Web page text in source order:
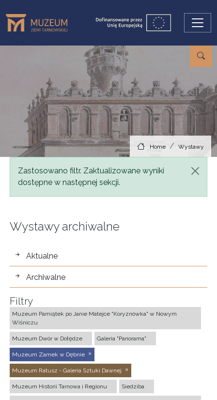
Home Wystawy
Status message
Zastosowano filtr. Zaktualizowane wyniki
dostępne w następnej sekcji.
Wystawy archiwalne
wystawy
Aktualne
Archiwalne
Filtry
Muzeum Pamiątek po Janie Matejce "Koryznówka" w Nowym
Wiśniczu
Muzeum Dwór w Dołędze Galeria "Panorama"
Muzeum Zamek w Dębnie
Muzeum Ratusz - Galeria Sztuki Dawnej
Muzeum Historii Tarnowa i Regionu Siedziba